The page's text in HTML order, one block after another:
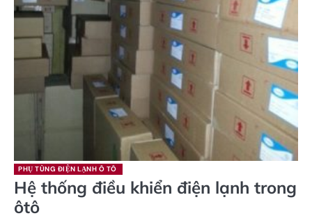
PHỤ TÙNG ĐIỆN LẠNH Ô TÔ
Hệ thống điều khiển điện lạnh trong
ôtô